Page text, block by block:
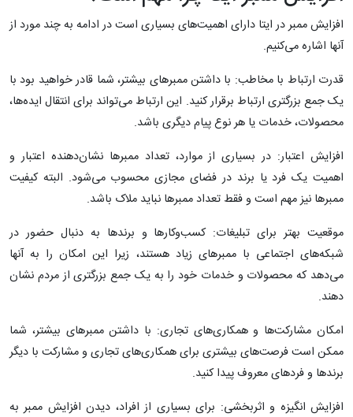
افزایش ممبر در ایتا دارای اهمیت‌های بسیاری است در ادامه به چند مورد از
آنها اشاره می‌کنیم.
قدرت ارتباط با مخاطب: با داشتن ممبرهای بیشتر، شما قادر خواهید بود با
یک جمع بزرگتری ارتباط برقرار کنید. این ارتباط می‌تواند برای انتقال ایده‌ها،
محصولات، خدمات یا هر نوع پیام دیگری باشد.
افزایش اعتبار: در بسیاری از موارد، تعداد ممبرها نشان‌دهنده اعتبار و
اهمیت یک فرد یا برند در فضای مجازی محسوب می‌شود. البته کیفیت
ممبرها نیز مهم است و فقط تعداد ممبرها نباید ملاک باشد.
موقعیت بهتر برای تبلیغات: کسب‌وکارها و برندها به دنبال حضور در
شبکه‌های اجتماعی با ممبرهای زیاد هستند، زیرا این امکان را به آنها
می‌دهد که محصولات و خدمات خود را به یک جمع بزرگتری از مردم نشان
دهند.
امکان مشارکت‌ها و همکاری‌های تجاری: با داشتن ممبرهای بیشتر، شما
ممکن است فرصت‌های بیشتری برای همکاری‌های تجاری و مشارکت با دیگر
برندها و فرد‌های معروف پیدا کنید.
افزایش انگیزه و اثربخشی: برای بسیاری از افراد، دیدن افزایش ممبر به